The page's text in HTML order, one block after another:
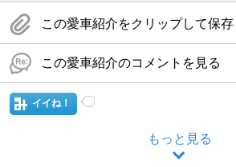
この愛車紹介をクリップして保存
この愛車紹介のコメントを見る
イイね！
もっと見る